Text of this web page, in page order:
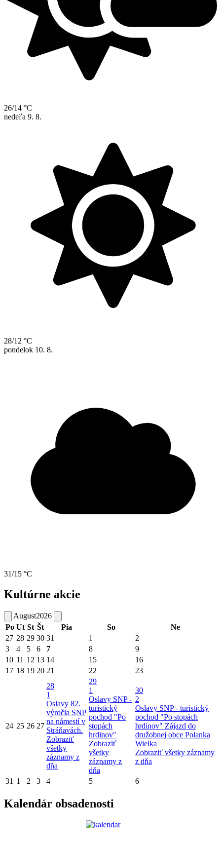
26/14 °C
nedeľa 9. 8.
28/12 °C
pondelok 10. 8.
31/15 °C
Kultúrne akcie
August2026
Po Ut St Št Pia So
Ne
27 28 29 30 31 1
2
3
4 5 6 7 8
9
10 11 12 13 14 15
16
17 18 19 20 21 22 23
24 25 26 27
28
1
Oslavy 82.
výročia SNP
na námestí v
Stráňavách.
Zobraziť
všetky
záznamy z
dňa
29
1
Oslavy SNP -
turistický
pochod "Po
stopách
hrdinov"
Zobraziť
všetky
záznamy z
dňa
30
2
Oslavy SNP - turistický
pochod "Po stopách
hrdinov" Zájazd do
družobnej obce Polanka
Wielka
Zobraziť všetky záznamy
z dňa
31 1 2 3 4 5 6
Kalendár obsadenosti